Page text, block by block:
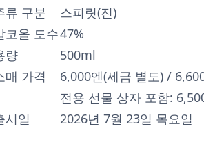
류 구분
스피릿(진)
코올 도수47%
량
500ml
매 가격
6,000엔(세금 별도) /
전용 선물 상자 포함:
시일
2026년 7월 23일 목요일